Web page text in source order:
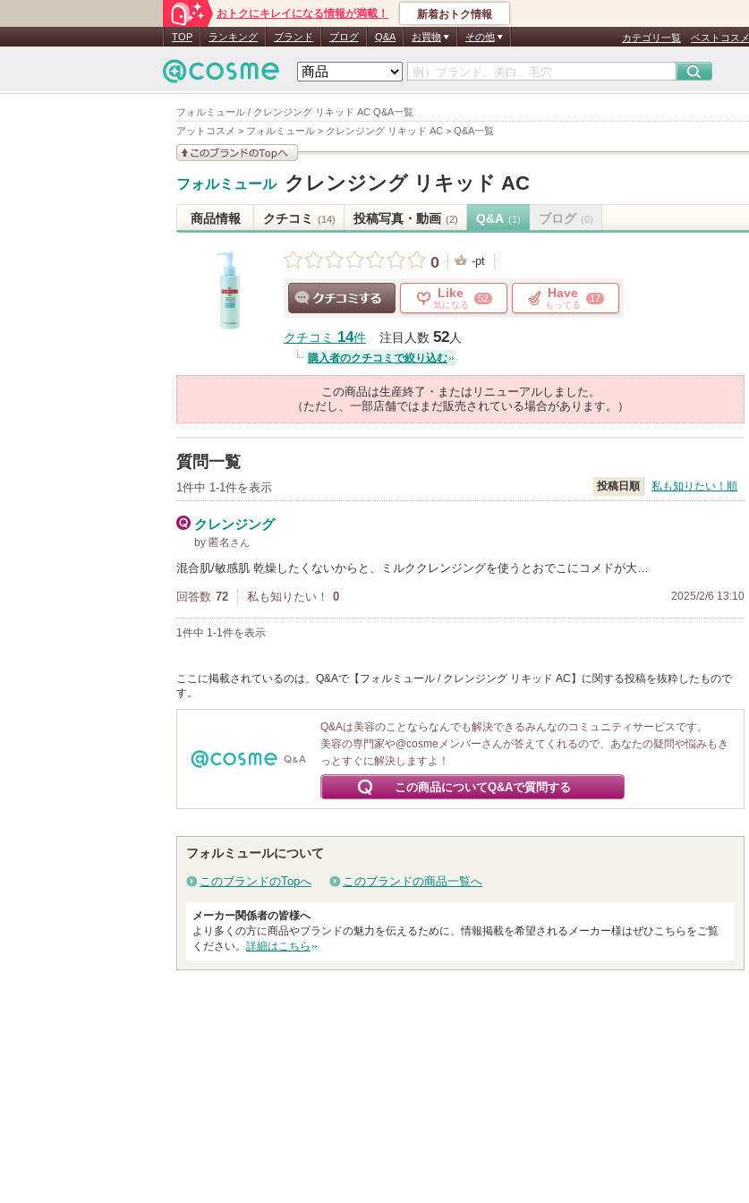
フォルミュール / クレンジング リキッド AC Q&A一覧
アットコスメ > フォルミュール > クレンジング リキッド AC > Q&A一覧
おトクにキレイになる情報が満載！ 新着おトク情報
TOP ランキング ブランド ブログ Q&A お買物 その他 カテゴリ一覧 ベストコスメ
フォルミュール クレンジング リキッド AC
商品情報 クチコミ (14) 投稿写真・動画 (2) Q&A (1) ブログ (0)
0 -pt
Like
気になる
52 Have
もってる
17
クチコミ 14件 注目人数 52人
購入者のクチコミで絞り込む
この商品は生産終了・またはリニューアルしました。
（ただし、一部店舗ではまだ販売されている場合があります。）
質問一覧
1件中 1-1件を表示 投稿日順 私も知りたい！順
クレンジング
by 匿名 さん
混合肌/敏感肌 乾燥したくないからと、ミルククレンジングを使うとおでこにコメドが大…
回答数 72 私も知りたい！ 0 2025/2/6 13:10
1件中 1-1件を表示
ここに掲載されているのは、Q&Aで【フォルミュール / クレンジング リキッド AC】に関する投稿を抜粋したもので
す。
Q&Aは美容のことならなんでも解決できるみんなのコミュニティサービスです。
美容の専門家や@cosmeメンバーさんが答えてくれるので、あなたの疑問や悩みもき
っとすぐに解決しますよ！
この商品についてQ&Aで質問する
フォルミュールについて
このブランドのTopへ このブランドの商品一覧へ
メーカー関係者の皆様へ
より多くの方に商品やブランドの魅力を伝えるために、情報掲載を希望されるメーカー様はぜひこちらをご覧
ください。 詳細はこちら